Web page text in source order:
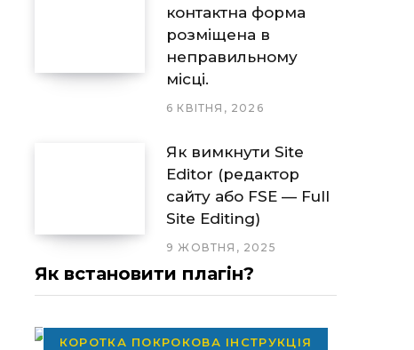
контактна форма
розміщена в
неправильному
місці.
6 КВІТНЯ, 2026
Як вимкнути Site
Editor (редактор
сайту або FSE — Full
Site Editing)
9 ЖОВТНЯ, 2025
Як встановити плагін?
КОРОТКА ПОКРОКОВА ІНСТРУКЦІЯ